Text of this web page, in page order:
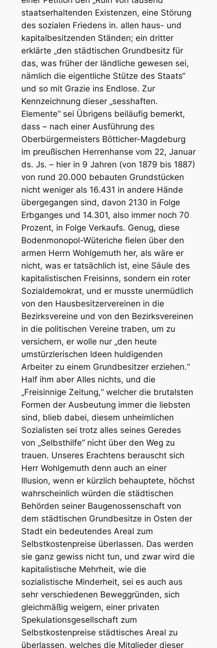
staatserhaltenden Existenzen, eine Störung
des sozialen Friedens in. allen haus- und
kapitalbesitzenden Ständen; ein dritter
erklärte „den städtischen Grundbesitz für
das, was früher der ländliche gewesen sei,
nämlich die eigentliche Stütze des Staats“
und so mit Grazie ins Endlose. Zur
Kennzeichnung dieser „sesshaften.
Elemente“ sei Übrigens beiläufig bemerkt,
dass – nach einer Ausführung des
Oberbürgermeisters Bötticher-Magdeburg
im preußischen Herrenhanse vom 22, Januar
ds. Js. – hier in 9 Jahren (von 1879 bis 1887)
von rund 20.000 bebauten Grundstücken
nicht weniger als 16.431 in andere Hände
übergegangen sind, davon 2130 in Folge
Erbganges und 14.301, also immer noch 70
Prozent, in Folge Verkaufs. Genug, diese
Bodenmonopol-Wüteriche fielen über den
armen Herrn Wohlgemuth her, als wäre er
nicht, was er tatsächlich ist, eine Säule des
kapitalistischen Freisinns, sondern ein roter
Sozialdemokrat, und er musste unermüdlich
von den Hausbesitzervereinen in die
Bezirksvereine und von den Bezirksvereinen
in die politischen Vereine traben, um zu
versichern, er wolle nur „den heute
umstürzlerischen Ideen huldigenden
Arbeiter zu einem Grundbesitzer erziehen.“
Half ihm aber Alles nichts, und die
„Freisinnige Zeitung,“ welcher die brutalsten
Formen der Ausbeutung immer die liebsten
sind, blieb dabei, diesem unheimlichen
Sozialisten sei trotz alles seines Geredes
von „Selbsthilfe“ nicht über den Weg zu
trauen. Unseres Erachtens berauscht sich
Herr Wohlgemuth denn auch an einer
Illusion, wenn er kürzlich behauptete, höchst
wahrscheinlich würden die städtischen
Behörden seiner Baugenossenschaft von
dem städtischen Grundbesitze in Osten der
Stadt ein bedeutendes Areal zum
Selbstkostenpreise überlassen. Das werden
sie ganz gewiss nicht tun, und zwar wird die
kapitalistische Mehrheit, wie die
sozialistische Minderheit, sei es auch aus
sehr verschiedenen Beweggründen, sich
gleichmäßig weigern, einer privaten
Spekulationsgesellschaft zum
Selbstkostenpreise städtisches Areal zu
überlassen, welches die Mitglieder dieser